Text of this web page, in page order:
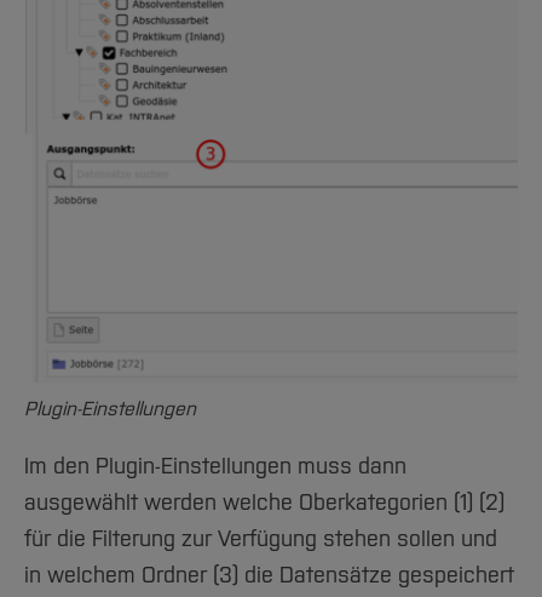
Plugin-Einstellungen
Im den Plugin-Einstellungen muss dann
ausgewählt werden welche Oberkategorien (1) (2)
für die Filterung zur Verfügung stehen sollen und
in welchem Ordner (3) die Datensätze gespeichert